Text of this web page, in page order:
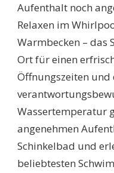
Aufenthalt noch
Relaxen im
Warmbecken – das
Ort für einen
Öffnungszeiten und
Wassertemperatur
angenehmen
Schinkelbad und
beliebtesten